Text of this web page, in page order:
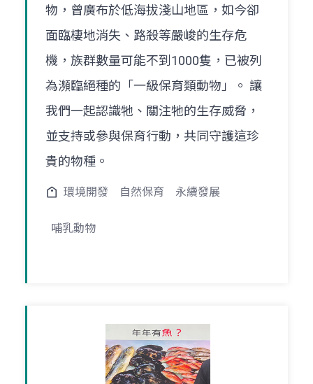
物，曾廣布於低海拔淺山地區，如今卻
面臨棲地消失、路殺等嚴峻的生存危
機，族群數量可能不到1000隻，已被列
為瀕臨絕種的「一級保育類動物」。 讓
我們一起認識牠、關注牠的生存威脅，
並支持或參與保育行動，共同守護這珍
貴的物種。
環境開發 自然保育 永續發展
哺乳動物